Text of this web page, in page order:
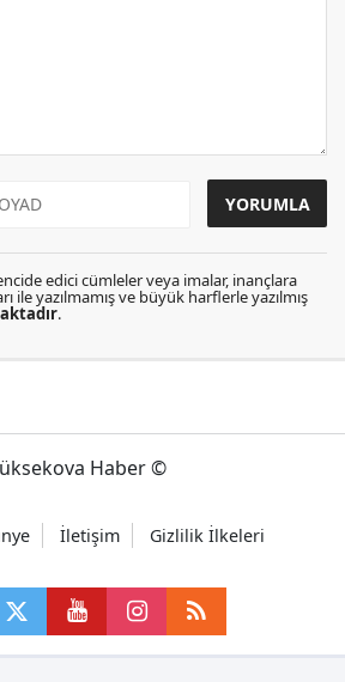
edici cümleler veya imalar, inançlara
ile yazılmamış ve büyük harflerle yazılmış
.
Haber ©
İletişim Gizlilik İlkeleri